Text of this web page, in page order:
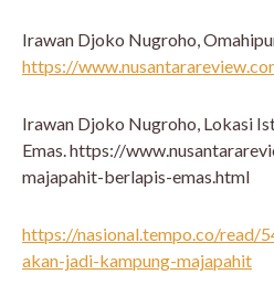
Irawan Djoko Nugroho,
https://
Irawan Djoko Nugroho, Lokasi
Emas. https://
majapahit-berlapis-emas.html
https://nasional.tempo.co/read/
akan-jadi-kampung-majapahit